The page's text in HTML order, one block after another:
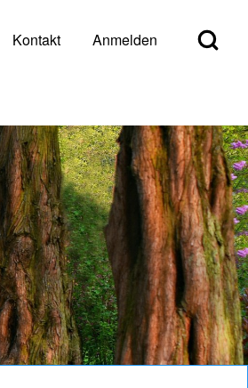
Open Search
Kontakt Anmelden